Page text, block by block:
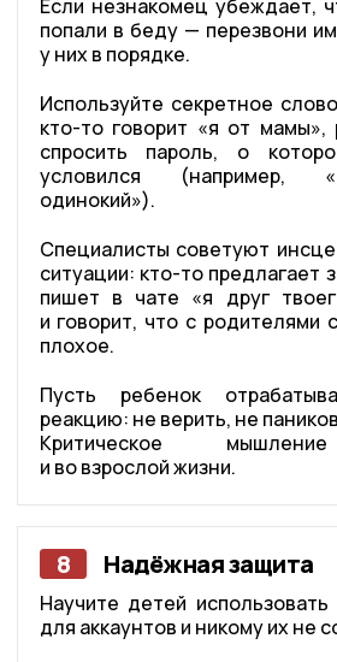
Если незнакомец убеждает,
попали в беду — перезвони
у них в порядке.
Используйте секретное
кто-то говорит «я от
спросить пароль, о
условился (например,
одинокий»).
Специалисты советуют
ситуации: кто-то предлагает
пишет в чате «я друг
и говорит, что с родителями
плохое.
Пусть ребенок
реакцию: не верить, не
Критическое
и во взрослой жизни.
8 Надёжная защита
Научите детей
для аккаунтов и никому их не